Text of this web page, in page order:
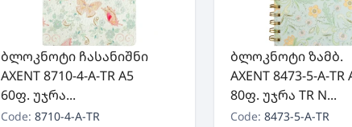
ბლოკნოტი ჩასანიშნი
AXENT 8710-4-A-TR A5
60ფ. უჯრა...
Code: 8710-4-A-TR
ბლოკნოტი ზამბ.
AXENT 8473-5-A-TR
80ფ. უჯრა TR N...
Code: 8473-5-A-TR